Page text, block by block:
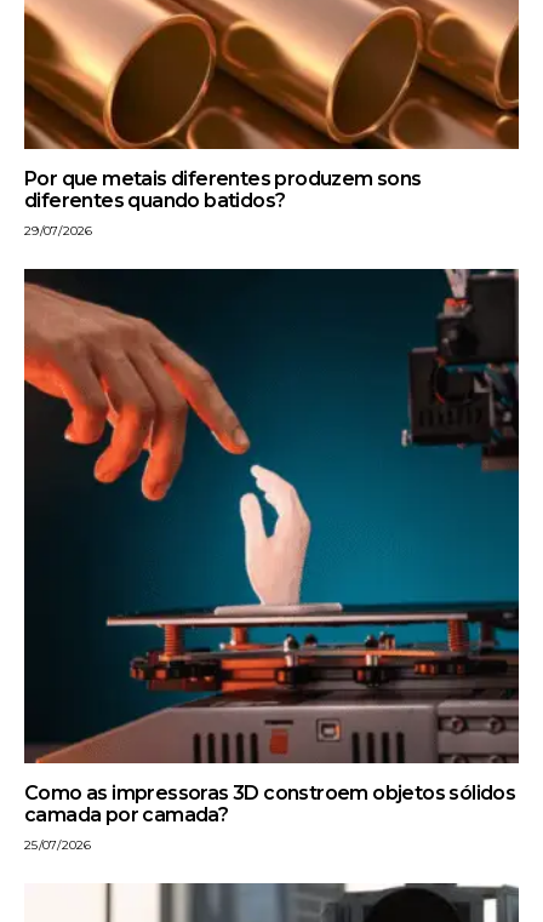
Por que metais diferentes produzem sons
diferentes quando batidos?
29/07/2026
Como as impressoras 3D constroem objetos sólidos
camada por camada?
25/07/2026